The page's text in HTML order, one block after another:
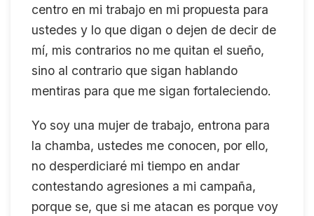
centro en mi trabajo en mi propuesta para
ustedes y lo que digan o dejen de decir de
mí, mis contrarios no me quitan el sueño,
sino al contrario que sigan hablando
mentiras para que me sigan fortaleciendo.
Yo soy una mujer de trabajo, entrona para
la chamba, ustedes me conocen, por ello,
no desperdiciaré mi tiempo en andar
contestando agresiones a mi campaña,
porque se, que si me atacan es porque voy